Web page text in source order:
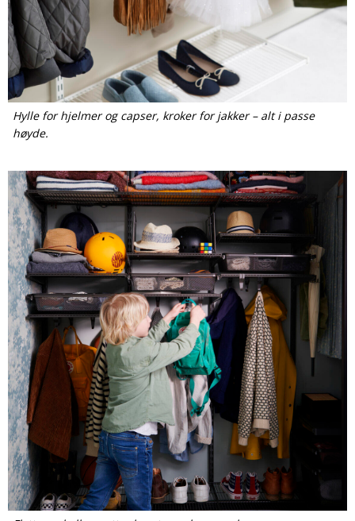
Hylle for hjelmer og capser, kroker for jakker – alt i passe
høyde.